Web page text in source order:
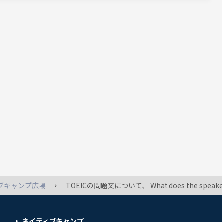
キャンプ広場 TOEICの問題文について、 What does the speaker say is interesting about Mr. Shin?ですが、 say以降は何が省略され